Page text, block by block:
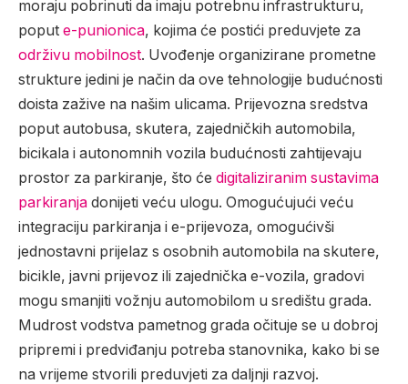
moraju pobrinuti da imaju potrebnu infrastrukturu,
poput e-punionica, kojima će postići preduvjete za
održivu mobilnost. Uvođenje organizirane prometne
strukture jedini je način da ove tehnologije budućnosti
doista zažive na našim ulicama. Prijevozna sredstva
poput autobusa, skutera, zajedničkih automobila,
bicikala i autonomnih vozila budućnosti zahtijevaju
prostor za parkiranje, što će digitaliziranim sustavima
parkiranja donijeti veću ulogu. Omogućujući veću
integraciju parkiranja i e-prijevoza, omogućivši
jednostavni prijelaz s osobnih automobila na skutere,
bicikle, javni prijevoz ili zajednička e-vozila, gradovi
mogu smanjiti vožnju automobilom u središtu grada.
Mudrost vodstva pametnog grada očituje se u dobroj
pripremi i predviđanju potreba stanovnika, kako bi se
na vrijeme stvorili preduvjeti za daljnji razvoj.